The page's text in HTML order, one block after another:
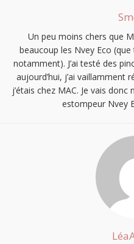
Un peu moins chers que
beaucoup les Nvey Eco
notamment). J’ai testé des
aujourd’hui, j’ai vaillamment
j’étais chez MAC. Je vais
estompeur Nvey